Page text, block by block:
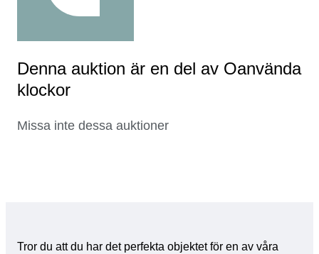
Denna auktion är en del av Oanvända
klockor
Missa inte dessa auktioner
Tror du att du har det perfekta objektet för en av våra